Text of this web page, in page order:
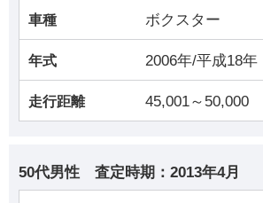
車種 ボクスター
年式 2006年/平成18年
走行距離 45,001～50,000
50代男性 査定時期： 2013年4月